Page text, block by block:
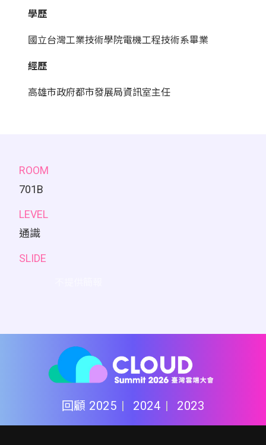
學歷
國立台灣工業技術學院電機工程技術系畢業
經歷
高雄市政府都市發展局資訊室主任
ROOM
701B
LEVEL
通識
SLIDE
回顧 2025 2024 2023